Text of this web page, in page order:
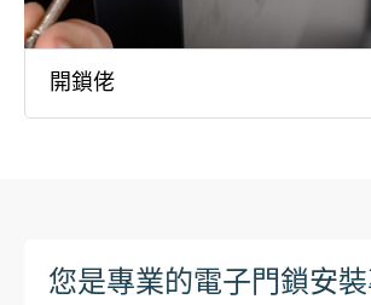
開鎖佬
您是專業的電子門鎖安裝